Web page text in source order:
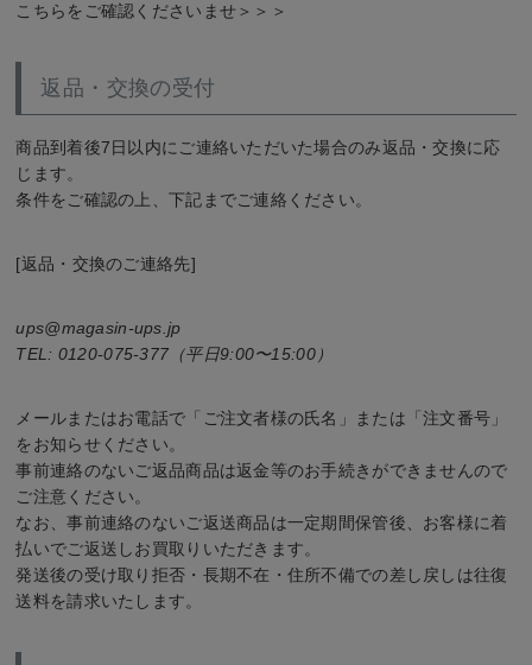
こちらをご確認くださいませ＞＞＞
返品・交換の受付
商品到着後7日以内にご連絡いただいた場合のみ返品・交換に応
じます。
条件をご確認の上、下記までご連絡ください。
[返品・交換のご連絡先]
ups@magasin-ups.jp
0120-075-377 （平日9:00〜15:00）
メールまたはお電話で「ご注文者様の氏名」または「注文番号」
をお知らせください。
事前連絡のないご返品商品は返金等のお手続きができませんので
ご注意ください。
なお、事前連絡のないご返送商品は一定期間保管後、お客様に着
払いでご返送しお買取りいただきます。
発送後の受け取り拒否・長期不在・住所不備での差し戻しは往復
送料を請求いたします。